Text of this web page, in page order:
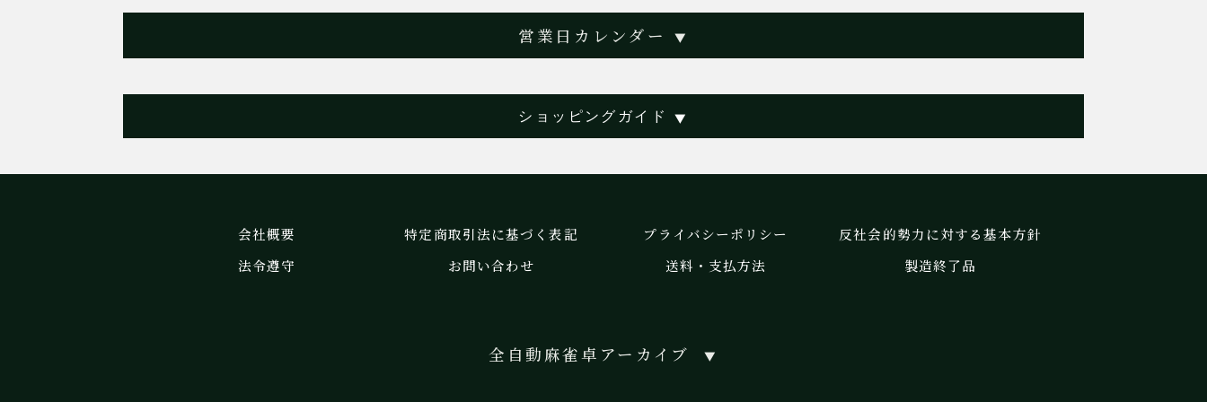
営業日カレンダー ▼
ショッピングガイド ▼
会社概要 特定商取引法に基づく表記 プライバシーポリシー
反社会的勢力に対する基本方針
法令遵守
お問い合わせ 送料・支払方法 製造終了品
全自動麻雀卓アーカイブ ▼